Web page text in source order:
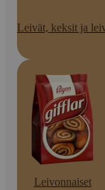
Leivät, keksit ja
Leivonnaiset